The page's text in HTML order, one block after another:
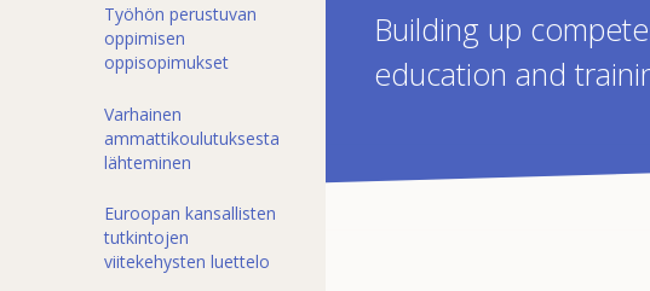
Työhön perustuvan
oppimisen
oppisopimukset
Varhainen
ammattikoulutuksesta
lähteminen
Euroopan kansallisten
tutkintojen
viitekehysten luettelo
Building up
education and